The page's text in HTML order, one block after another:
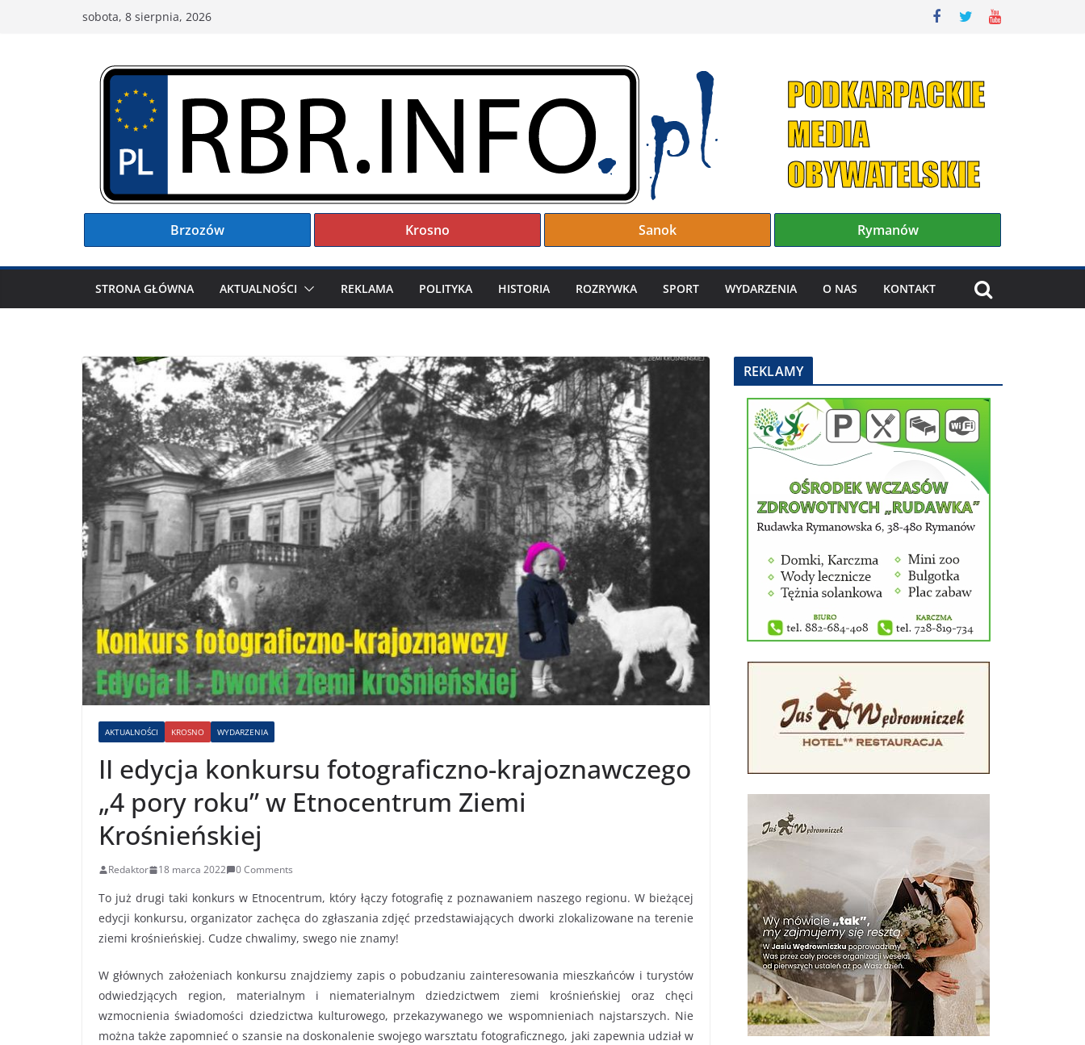
sobota, 8 sierpnia, 2026
Brzozów Krosno Sanok Rymanów
STRONA GŁÓWNA AKTUALNOŚCI REKLAMA POLITYKA HISTORIA ROZRYWKA SPORT WYDARZENIA O NAS KONTAKT
AKTUALNOŚCI KROSNO WYDARZENIA
II edycja konkursu fotograficzno-krajoznawczego
„4 pory roku” w Etnocentrum Ziemi
Krośnieńskiej
Redaktor 18 marca 2022 0 Comments
To już drugi taki konkurs w Etnocentrum, który łączy fotografię z poznawaniem naszego regionu. W bieżącej
edycji konkursu, organizator zachęca do zgłaszania zdjęć przedstawiających dworki zlokalizowane na terenie
ziemi krośnieńskiej. Cudze chwalimy, swego nie znamy!
W głównych założeniach konkursu znajdziemy zapis o pobudzaniu zainteresowania mieszkańców i turystów
odwiedzjących region, materialnym i niematerialnym dziedzictwem ziemi krośnieńskiej oraz chęci
wzmocnienia świadomości dziedzictwa kulturowego, przekazywanego we wspomnieniach najstarszych. Nie
można także zapomnieć o szansie na doskonalenie swojego warsztatu fotograficznego, jaki zapewnia udział w
REKLAMY